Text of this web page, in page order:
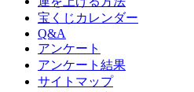
宝くじカレンダー
Q&A
アンケート
アンケート結果
サイトマップ